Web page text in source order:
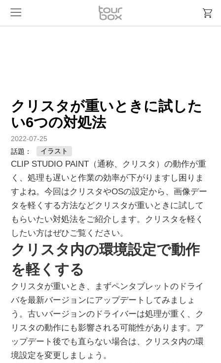
クリスタが重いときに試した
い6つの対処法
話題： イラスト
2022-07-25
CLIP STUDIO PAINT（通称、クリスタ）の動作が重
く、処理も遅いと作業の効率が下がりますし困りま
すよね。今回はクリスタやOSの設定から、画像デー
タを軽くする方法などクリスタが重いときに試して
もらいたい対処法をご紹介します。クリスタを軽く
したい方はぜひご覧ください。
クリスタ内の環境設定で動作
を軽くする
クリスタが重いとき、まずペンタブレットのドライ
バを最新バージョンにアップデートしてみましょ
う。古いバージョンのドライバーは処理が重く、ク
リスタの動作にも影響される可能性があります。ア
ップデート後でも直らない場合は、クリスタ内の環
境設定を変更しましょう。